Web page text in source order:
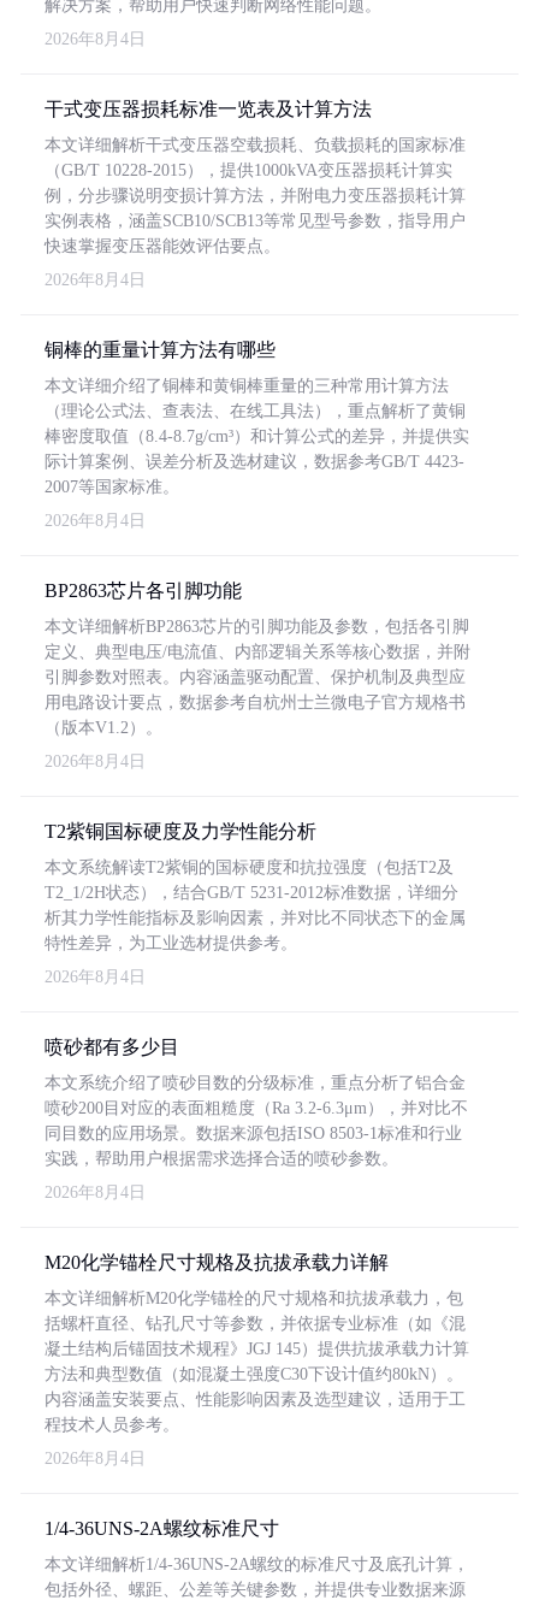
解决方案，帮助用户快速判断网络性能问题。
2026年8月4日
干式变压器损耗标准一览表及计算方法
本文详细解析干式变压器空载损耗、负载损耗的国家标准
（GB/T 10228-2015），提供1000kVA变压器损耗计算实
例，分步骤说明变损计算方法，并附电力变压器损耗计算
实例表格，涵盖SCB10/SCB13等常见型号参数，指导用户
快速掌握变压器能效评估要点。
2026年8月4日
铜棒的重量计算方法有哪些
本文详细介绍了铜棒和黄铜棒重量的三种常用计算方法
（理论公式法、查表法、在线工具法），重点解析了黄铜
棒密度取值（8.4-8.7g/cm³）和计算公式的差异，并提供实
际计算案例、误差分析及选材建议，数据参考GB/T 4423-
2007等国家标准。
2026年8月4日
BP2863芯片各引脚功能
本文详细解析BP2863芯片的引脚功能及参数，包括各引脚
定义、典型电压/电流值、内部逻辑关系等核心数据，并附
引脚参数对照表。内容涵盖驱动配置、保护机制及典型应
用电路设计要点，数据参考自杭州士兰微电子官方规格书
（版本V1.2）。
2026年8月4日
T2紫铜国标硬度及力学性能分析
本文系统解读T2紫铜的国标硬度和抗拉强度（包括T2及
T2_1/2H状态），结合GB/T 5231-2012标准数据，详细分
析其力学性能指标及影响因素，并对比不同状态下的金属
特性差异，为工业选材提供参考。
2026年8月4日
喷砂都有多少目
本文系统介绍了喷砂目数的分级标准，重点分析了铝合金
喷砂200目对应的表面粗糙度（Ra 3.2-6.3μm），并对比不
同目数的应用场景。数据来源包括ISO 8503-1标准和行业
实践，帮助用户根据需求选择合适的喷砂参数。
2026年8月4日
M20化学锚栓尺寸规格及抗拔承载力详解
本文详细解析M20化学锚栓的尺寸规格和抗拔承载力，包
括螺杆直径、钻孔尺寸等参数，并依据专业标准（如《混
凝土结构后锚固技术规程》JGJ 145）提供抗拔承载力计算
方法和典型数值（如混凝土强度C30下设计值约80kN）。
内容涵盖安装要点、性能影响因素及选型建议，适用于工
程技术人员参考。
2026年8月4日
1/4-36UNS-2A螺纹标准尺寸
本文详细解析1/4-36UNS-2A螺纹的标准尺寸及底孔计算，
包括外径、螺距、公差等关键参数，并提供专业数据来源